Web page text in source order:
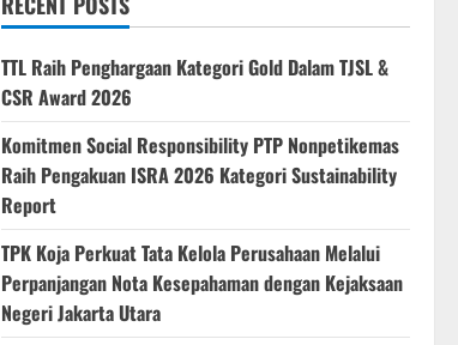
TTL Raih Penghargaan Kategori Gold Dalam TJSL &
CSR Award 2026
Komitmen Social Responsibility PTP Nonpetikemas
Raih Pengakuan ISRA 2026 Kategori Sustainability
Report
TPK Koja Perkuat Tata Kelola Perusahaan Melalui
Perpanjangan Nota Kesepahaman dengan Kejaksaan
Negeri Jakarta Utara